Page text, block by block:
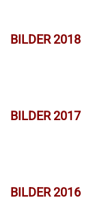
BILDER 2018
BILDER 2017
BILDER 2016